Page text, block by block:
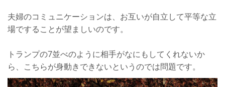
夫婦のコミュニケーションは、お互いが自立して平等な立
場ですることが望ましいのです。
トランプの7並べのように相手がなにもしてくれないか
ら、こちらが身動きできないというのでは問題です。